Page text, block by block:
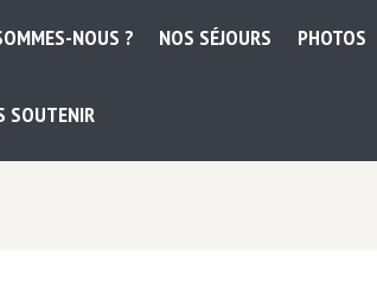
NOUS ? NOS SÉJOURS PHOTOS
SOUTENIR